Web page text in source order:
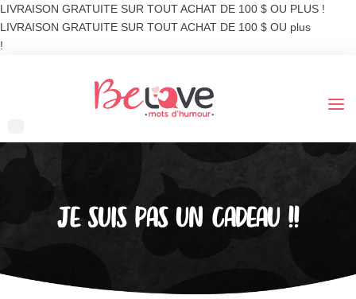
LIVRAISON GRATUITE SUR TOUT ACHAT DE 100 $ OU PLUS !
LIVRAISON GRATUITE SUR TOUT ACHAT DE 100 $ OU plus
!
JE SUIS PAS UN CADEAU !!